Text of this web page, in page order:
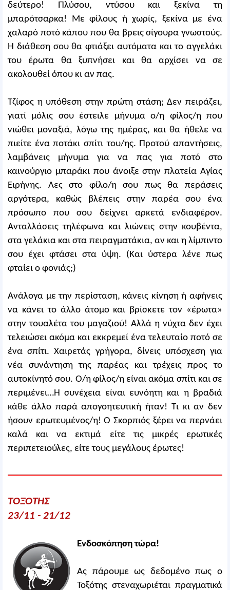
δεύτερο! Πλύσου, ντύσου και ξεκίνα τη
μπαρότσαρκα! Με φίλους ή χωρίς, ξεκίνα με ένα
χαλαρό ποτό κάπου που θα βρεις σίγουρα γνωστούς.
Η διάθεση σου θα φτιάξει αυτόματα και το αγγελάκι
του έρωτα θα ξυπνήσει και θα αρχίσει να σε
ακολουθεί όπου κι αν πας.
Τζίφος η υπόθεση στην πρώτη στάση; Δεν πειράζει,
γιατί μόλις σου έστειλε μήνυμα ο/η φίλος/η που
νιώθει μοναξιά, λόγω της ημέρας, και θα ήθελε να
πιείτε ένα ποτάκι σπίτι του/ης. Προτού απαντήσεις,
λαμβάνεις μήνυμα για να πας για ποτό στο
καινούργιο μπαράκι που άνοιξε στην πλατεία Αγίας
Ειρήνης. Λες στο φίλο/η σου πως θα περάσεις
αργότερα, καθώς βλέπεις στην παρέα σου ένα
πρόσωπο που σου δείχνει αρκετά ενδιαφέρον.
Ανταλλάσεις τηλέφωνα και λιώνεις στην κουβέντα,
στα γελάκια και στα πειραγματάκια, αν και η λίμπιντο
σου έχει φτάσει στα ύψη. (Και ύστερα λένε πως
φταίει ο φονιάς;)
Ανάλογα με την περίσταση, κάνεις κίνηση ή αφήνεις
να κάνει το άλλο άτομο και βρίσκετε τον «έρωτα»
στην τουαλέτα του μαγαζιού! Αλλά η νύχτα δεν έχει
τελειώσει ακόμα και εκκρεμεί ένα τελευταίο ποτό σε
ένα σπίτι. Χαιρετάς γρήγορα, δίνεις υπόσχεση για
νέα συνάντηση της παρέας και τρέχεις προς το
αυτοκίνητό σου. Ο/η φίλος/η είναι ακόμα σπίτι και σε
περιμένει…Η συνέχεια είναι ευνόητη και η βραδιά
κάθε άλλο παρά απογοητευτική ήταν! Τι κι αν δεν
ήσουν ερωτευμένος/η! Ο Σκορπιός ξέρει να περνάει
καλά και να εκτιμά είτε τις μικρές ερωτικές
περιπετειούλες, είτε τους μεγάλους έρωτες!
ΤΟΞΟΤΗΣ
23/11 - 21/12
Ενδοσκόπηση τώρα!
Ας πάρουμε ως δεδομένο πως ο
Τοξότης στεναχωριέται πραγματικά